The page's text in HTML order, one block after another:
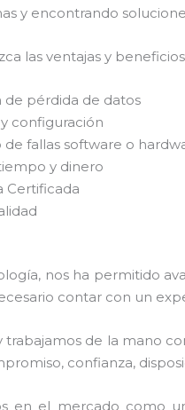
y encontrando
las ventajas y
de pérdida de datos
configuración
de fallas software o
y dinero
Certificada
nos ha permitido
contar con un
de la mano
confianza,
en el mercado como